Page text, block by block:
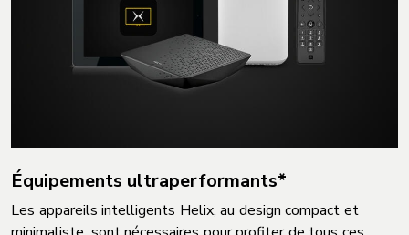
Équipements ultraperformants*
Les appareils intelligents Helix, au design compact et